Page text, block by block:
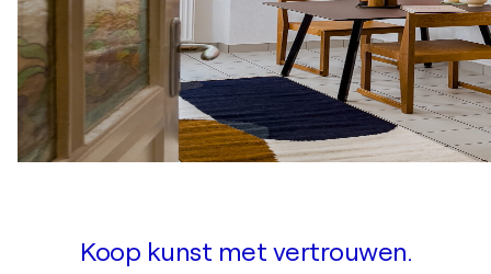
Koop kunst met vertrouwen.